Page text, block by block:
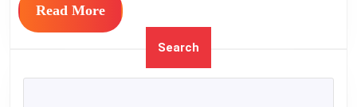
Read MoreRead
More
Search